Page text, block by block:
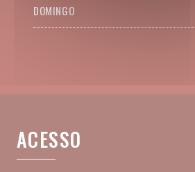
DOMINGO
ACESSO